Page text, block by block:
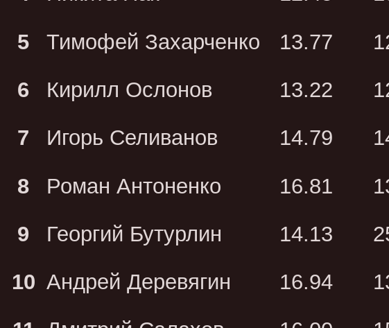
5
Тимофей Захарченко 13.77
6
Кирилл Ослонов 13.22
7
Игорь Селиванов 14.79
8
Роман Антоненко 16.81
9
Георгий Бутурлин 14.13
10 Андрей Деревягин 16.94